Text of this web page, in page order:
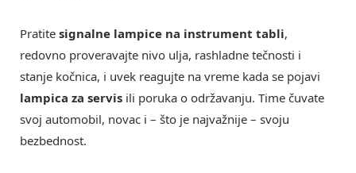
Pratite signalne lampice na instrument tabli,
redovno proveravajte nivo ulja, rashladne tečnosti i
stanje kočnica, i uvek reagujte na vreme kada se pojavi
lampica za servis ili poruka o održavanju. Time čuvate
svoj automobil, novac i – što je najvažnije – svoju
bezbednost.